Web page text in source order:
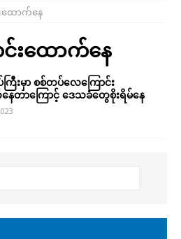
ထောက်နေ
းထောက်နေ
ြီးမှာ စစ်တပ်လေကြောင်း
ေတာကြောင့် ဒေသခံတွေစိုးရိမ်နေ